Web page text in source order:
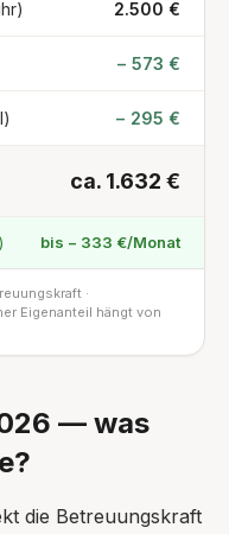
2.500 €
− 573 €
− 295 €
ca. 1.632 €
bis − 333 €/Monat
·
Eigenanteil hängt von
— was
die Betreuungskraft